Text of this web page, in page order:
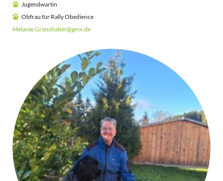
Jugendwartin
Obfrau für Rally Obedience
Melanie.Griesshaber@gmx.de